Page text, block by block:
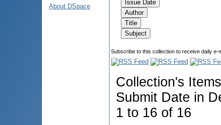
About DSpace
Subscribe to this collection to receive daily
Collection's
Submit Date in
1 to 16 of 16